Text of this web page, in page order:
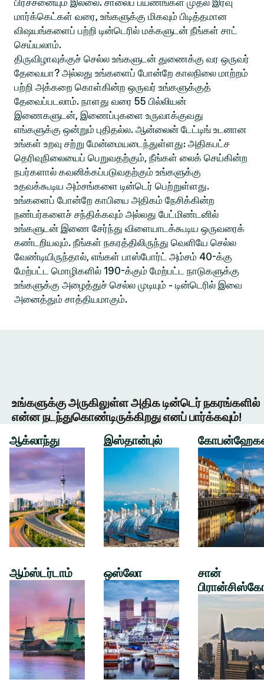
பிரச்சனையும் இல்லை. சாலைப் பயணங்கள் முதல் இரவு
மார்க்கெட்கள் வரை, உங்களுக்கு மிகவும் பிடித்தமான
விஷயங்களைப் பற்றி டின்டெரில் மக்களுடன் நீங்கள் சாட்
செய்யலாம்.
திருவிழாவுக்குச் செல்ல உங்களுடன் துணைக்கு வர ஒருவர்
தேவையா? அல்லது உங்களைப் போன்றே காலநிலை மாற்றம்
பற்றி அக்கறை கொள்கின்ற ஒருவர் உங்களுக்குத்
தேவைப்படலாம். நாளது வரை 55 பில்லியன்
இணைகளுடன், இணைப்புகளை உருவாக்குவது
எங்களுக்கு ஒன்றும் புதிதல்ல. ஆன்லைன் டேட்டிங் உடனான
உங்கள் உறவு சற்று மேன்மையடைந்துள்ளது: அதிகபட்ச
தெரிவுநிலையைப் பெறுவதற்கும், நீங்கள் லைக் செய்கின்ற
நபர்களால் கவனிக்கப்படுவதற்கும் உங்களுக்கு
உதவக்கூடிய அம்சங்களை டின்டெர் பெற்றுள்ளது.
உங்களைப் போன்றே காபியை அதிகம் நேசிக்கின்ற
நண்பர்களைச் சந்திக்கவும் அல்லது பேட்மிண்டனில்
உங்களுடன் இணை சேர்ந்து விளையாடக்கூடிய ஒருவரைக்
கண்டறியவும். நீங்கள் நகரத்திலிருந்து வெளியே செல்ல
வேண்டியிருந்தால், எங்கள் பாஸ்போர்ட் அம்சம் 40-க்கு
மேற்பட்ட மொழிகளில் 190-க்கும் மேற்பட்ட நாடுகளுக்கு
உங்களுக்கு அழைத்துச் செல்ல முடியும் - டின்டெரில் இவை
அனைத்தும் சாத்தியமாகும்.
உங்களுக்கு அருகிலுள்ள அதிக டின்டெர் நகரங்களில்
என்ன நடந்துகொண்டிருக்கிறது எனப் பார்க்கவும்!
ஆக்லாந்து
ஆம்ஸ்டர்டாம்
இஸ்தான்புல்
ஒஸ்லோ
சான்